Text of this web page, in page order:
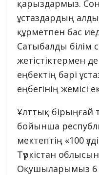
қарыздармыз.
ұстаздардың
құрметпен бас
Сатыбалды білім
жетістіктермен де
еңбектің бәрі
еңбегінің жемісі
Ұлттық бірыңғай
бойынша
мектептің «100
Түркістан
Оқушыларымыз 6